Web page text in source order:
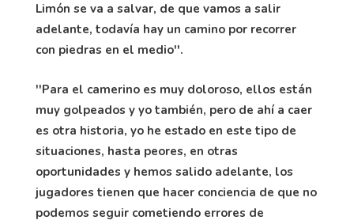
Limón se va a salvar, de que vamos a salir
adelante, todavía hay un camino por recorrer
con piedras en el medio''.
''Para el camerino es muy doloroso, ellos están
muy golpeados y yo también, pero de ahí a caer
es otra historia, yo he estado en este tipo de
situaciones, hasta peores, en otras
oportunidades y hemos salido adelante, los
jugadores tienen que hacer conciencia de que no
podemos seguir cometiendo errores de